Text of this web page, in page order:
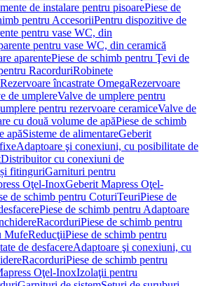
de instalare pentru pisoarePiese de
pentru AccesoriiPentru dispozitive de
pentru vase WC, din
pentru vase WC, din ceramică
aparentePiese de schimb pentru Ţevi de
RacorduriRobinete
încastrate OmegaRezervoare
de umplereValve de umplere pentru
pentru rezervoare ceramiceValve de
cu două volume de apăPiese de schimb
apăSisteme de alimentareGeberit
Adaptoare şi conexiuni, cu posibilitate de
Distribuitor cu conexiuni de
fitinguriGarnituri pentru
Oţel-InoxGeberit Mapress Oţel-
de schimb pentru CoturiTeuriPiese de
Piese de schimb pentru Adaptoare
RacorduriPiese de schimb pentru
MufeReducţiiPiese de schimb pentru
de desfacereAdaptoare şi conexiuni, cu
RacorduriPiese de schimb pentru
Oţel-InoxIzolaţii pentru